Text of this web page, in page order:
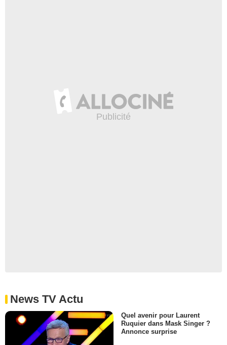
News TV Actu
Quel avenir pour Laurent
Ruquier dans Mask Singer ?
Annonce surprise